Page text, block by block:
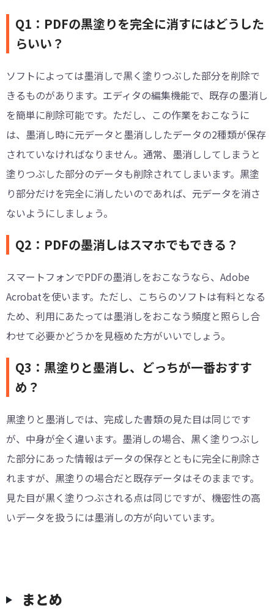
Q1：PDFの黒塗りを完全に消すにはどうした
らいい？
ソフトによっては墨消しで黒く塗りつぶした部分を削除で
きるものがあります。エディタの編集機能で、既存の墨消し
を簡単に削除可能です。ただし、この作業をおこなうに
は、墨消し時に元データと墨消ししたデータの2種類が保存
されていなければなりません。通常、墨消ししてしまうと
塗りつぶした部分のデータも削除されてしまいます。黒塗
り部分だけを完全に消したいのであれば、元データを消さ
ないようにしましょう。
Q2：PDFの墨消しはスマホでもできる？
スマートフォンでPDFの墨消しをおこなうなら、Adobe
Acrobatを使います。ただし、こちらのソフトは有料となる
ため、利用にあたっては墨消しをおこなう頻度と照らし合
わせて必要かどうかを見極めた方がいいでしょう。
Q3：黒塗りと墨消し、どっちが一番おすす
め？
黒塗りと墨消しでは、完成した書類の見た目は同じです
が、中身が全く違います。墨消しの場合、黒く塗りつぶし
た部分にあった情報はデータの保存とともに完全に削除さ
れますが、黒塗りの場合だと既存データはそのままです。
見た目が黒く塗りつぶされる点は同じですが、機密性の高
いデータを扱うには墨消しの方が向いています。
︎まとめ